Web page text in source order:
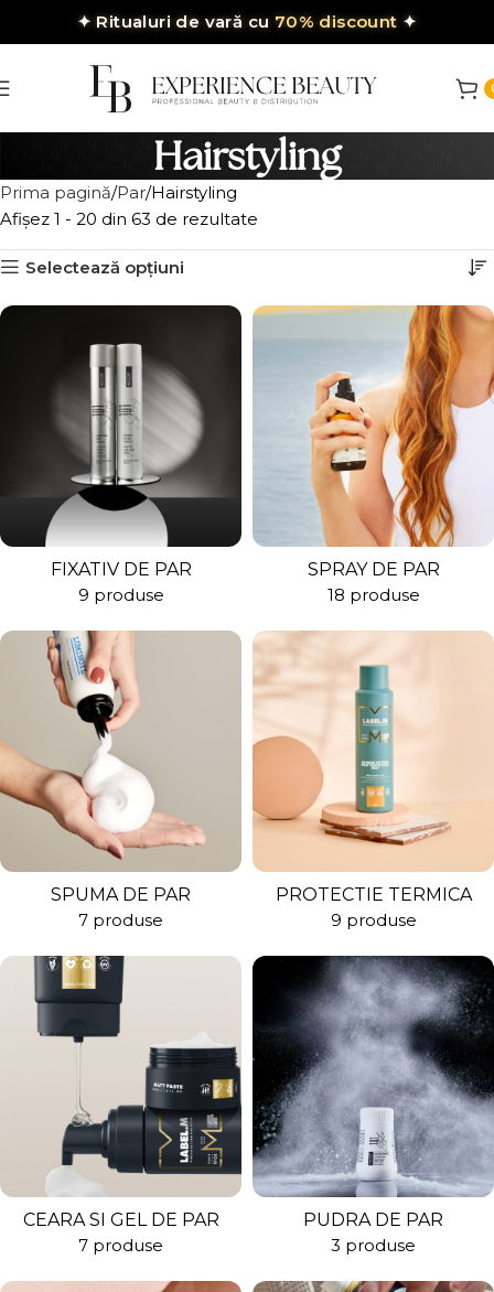
✦Ritualuri de vară cu 70% discount ✦
Hairstyling
Prima pagină Par Hairstyling
Afișez 1 - 20 din 63 de rezultate
Selectează opțiuni
FIXATIV DE PAR
9 produse
SPRAY DE PAR
18 produse
SPUMA DE PAR
7 produse
PROTECTIE TERMICA
9 produse
CEARA SI GEL DE PAR
7 produse
PUDRA DE PAR
3 produse